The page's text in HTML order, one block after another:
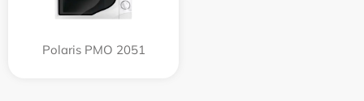
Polaris PMO 2051